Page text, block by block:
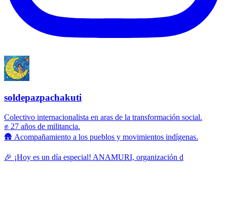
soldepazpachakuti
Colectivo internacionalista en aras de la transformación social.
✊ 27 años de militancia.
🛖 Acompañamiento a los pueblos y movimientos indígenas.
🎉 ¡Hoy es un día especial! ANAMURI, organización d